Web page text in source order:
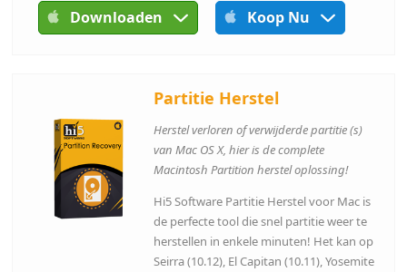
Downloaden Koop Nu
Partitie Herstel
Herstel verloren of verwijderde partitie (s)
van Mac OS X, hier is de complete
Macintosh Partition herstel oplossing!
Hi5 Software Partitie Herstel voor Mac is
de perfecte tool die snel partitie weer te
herstellen in enkele minuten! Het kan op
Seirra (10.12), El Capitan (10.11), Yosemite